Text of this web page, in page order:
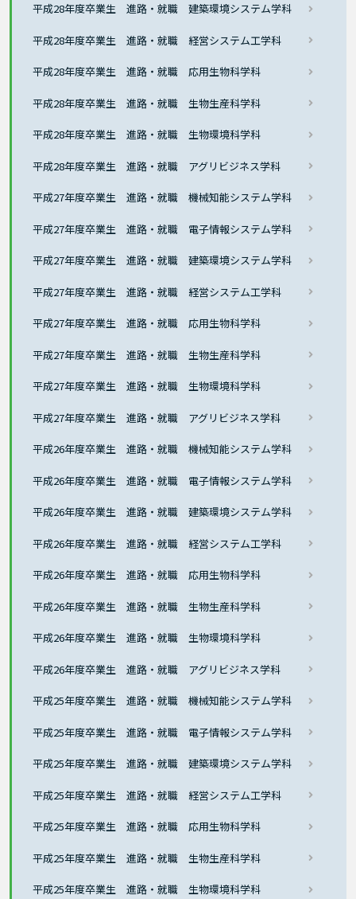
平成28年度卒業生 進路・就職 建築環境システム学科
平成28年度卒業生 進路・就職 経営システム工学科
平成28年度卒業生 進路・就職 応用生物科学科
平成28年度卒業生 進路・就職 生物生産科学科
平成28年度卒業生 進路・就職 生物環境科学科
平成28年度卒業生 進路・就職 アグリビジネス学科
平成27年度卒業生 進路・就職 機械知能システム学科
平成27年度卒業生 進路・就職 電子情報システム学科
平成27年度卒業生 進路・就職 建築環境システム学科
平成27年度卒業生 進路・就職 経営システム工学科
平成27年度卒業生 進路・就職 応用生物科学科
平成27年度卒業生 進路・就職 生物生産科学科
平成27年度卒業生 進路・就職 生物環境科学科
平成27年度卒業生 進路・就職 アグリビジネス学科
平成26年度卒業生 進路・就職 機械知能システム学科
平成26年度卒業生 進路・就職 電子情報システム学科
平成26年度卒業生 進路・就職 建築環境システム学科
平成26年度卒業生 進路・就職 経営システム工学科
平成26年度卒業生 進路・就職 応用生物科学科
平成26年度卒業生 進路・就職 生物生産科学科
平成26年度卒業生 進路・就職 生物環境科学科
平成26年度卒業生 進路・就職 アグリビジネス学科
平成25年度卒業生 進路・就職 機械知能システム学科
平成25年度卒業生 進路・就職 電子情報システム学科
平成25年度卒業生 進路・就職 建築環境システム学科
平成25年度卒業生 進路・就職 経営システム工学科
平成25年度卒業生 進路・就職 応用生物科学科
平成25年度卒業生 進路・就職 生物生産科学科
平成25年度卒業生 進路・就職 生物環境科学科